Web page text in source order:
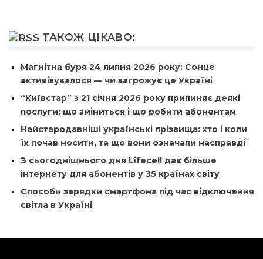
ТАКОЖ ЦІКАВО:
Магнітна буря 24 липня 2026 року: Сонце
активізувалося — чи загрожує це Україні
“Київстар” з 21 січня 2026 року припиняє деякі
послуги: що зміниться і що робити абонентам
Найстародавніші українські прізвища: хто і коли
їх почав носити, та що вони означали насправді
З сьогоднішнього дня Lifecell дає більше
інтернету для абонентів у 35 країнах світу
Способи зарядки смартфона під час відключення
світла в Україні